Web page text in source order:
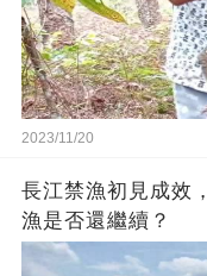
2023/11/20
長江禁漁初見成效
漁是否還繼續？